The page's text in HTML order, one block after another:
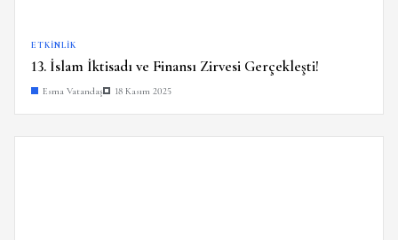
ETKINLIK
13. İslam İktisadı ve Finansı Zirvesi Gerçekleşti!
Esma Vatandaş 18 Kasım 2025